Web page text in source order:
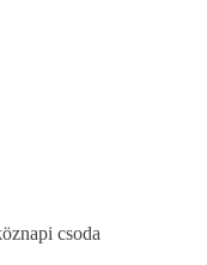
csoda